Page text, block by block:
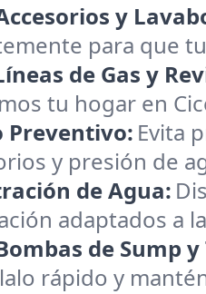
y
para que
de Gas y
tu hogar en
Evita
y presión de
de Agua:
adaptados a
de Sump
rápido y